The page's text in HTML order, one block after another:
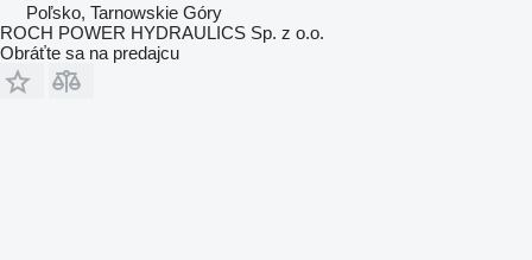
Poľsko, Tarnowskie Góry
ROCH POWER HYDRAULICS Sp. z o.o.
Obráťte sa na predajcu